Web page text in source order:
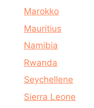
Marokko
Mauritius
Namibia
Rwanda
Seychellene
Sierra Leone